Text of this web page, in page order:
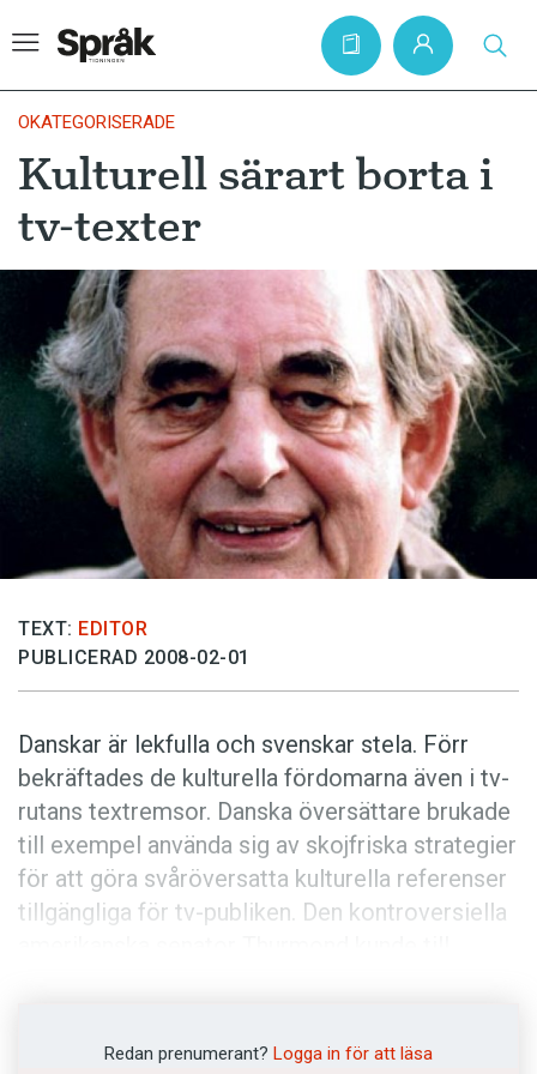
Hem
Artiklar
Krönikor
Språkfrågor
Skrivtips
Bokrecensioner
Kviss
Podden
Anmäl till språkpolisen
Annonsera
Press
OKATEGORISERADE
Kulturell särart borta i
tv-texter
TEXT: EDITOR
PUBLICERAD 2008-02-01
Danskar är lekfulla och svenskar stela. Förr
bekräftades de kulturella fördomarna även i tv-
rutans textremsor. Danska översättare brukade
till exempel använda sig av skojfriska strategier
för att göra svåröversatta kulturella referenser
tillgängliga för tv-publiken. Den kontroversiella
National health service översattes helt torrt
Redan prenumerant? Logga in för att läsa